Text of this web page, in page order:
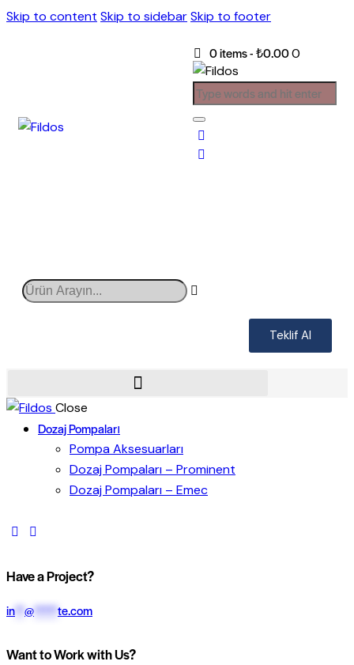
Skip to content Skip to sidebarSkip to footer
0 items- ₺0.000
Teklif Al
Close
Dozaj Pompaları
Pompa Aksesuarları
Dozaj Pompaları – Prominent
Dozaj Pompaları – Emec
Have a Project?
in @ ***** te.com
Want to Work with Us?